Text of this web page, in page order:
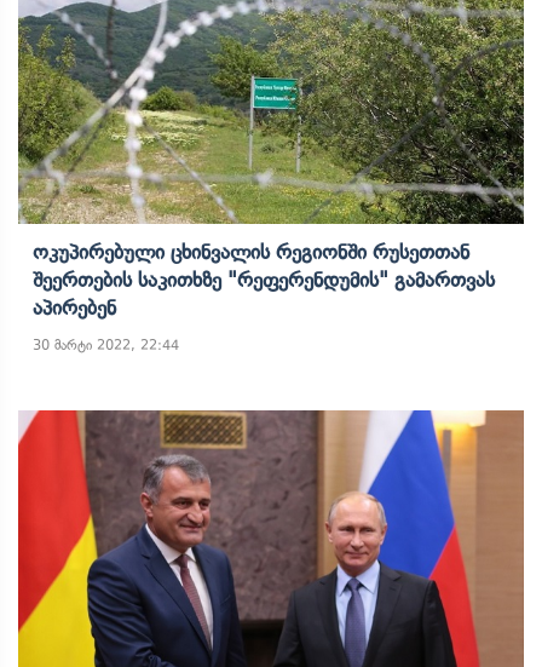
Ოკუპირებული Ცხინვალის Რეგიონში Რუსეთთან
Შეერთების Საკითხზე "რეფერენდუმის" Გამართვას
Აპირებენ
30 მარტი 2022, 22:44